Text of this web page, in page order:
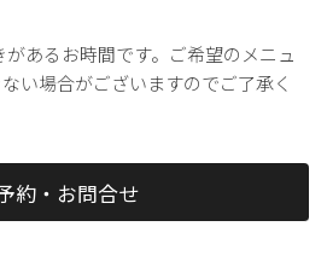
あるお時間です。ご希望のメニュ
い場合がございますのでご了承く
約・お問合せ